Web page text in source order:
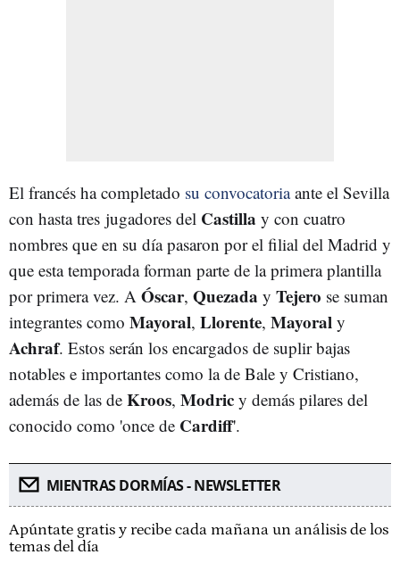
El francés ha completado su convocatoriaante el Sevilla
con hasta tres jugadores del Castilla y con cuatro
nombres que en su día pasaron por el filial del Madrid y
que esta temporada forman parte de la primera plantilla
por primera vez. A Óscar, Quezada y Tejero se suman
integrantes como Mayoral, Llorente, Mayoral y
Achraf. Estos serán los encargados de suplir bajas
notables e importantes como la de Bale y Cristiano,
además de las de Kroos, Modric y demás pilares del
conocido como 'once de Cardiff'.
MIENTRAS DORMÍAS - NEWSLETTER
Apúntate gratis y recibe cada mañana un análisis de los
temas del día